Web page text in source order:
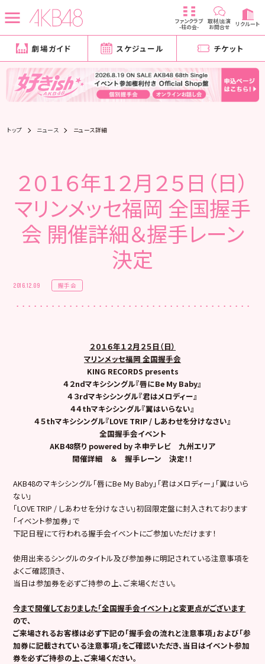
ファンクラブ
-柱の会-
取材/出演
お問合せ リクルート
劇場ガイド スケジュール チケット
トップ ニュース ニュース詳細
２０１６年１２月２５日（日）
マリンメッセ福岡 全国握手
会 開催詳細＆握手レーン
決定
2016.12.09 握手会
２０１６年１２月２５日（日）
マリンメッセ福岡 全国握手会
KING RECORDS presents
４２ndマキシシングル『唇にBe My Baby』
４３rdマキシシングル『君はメロディー』
４４thマキシシングル『翼はいらない』
４５thマキシシングル『LOVE TRIP / しあわせを分けなさい』
全国握手会イベント
AKB48祭り powered byネ申テレビ 九州エリア
開催詳細 ＆ 握手レーン 決定！！
AKB48のマキシシングル「唇にBe My Baby」「君はメロディー」「翼はいら
ない」
「LOVE TRIP / しあわせを分けなさい」初回限定盤に封入されております
「イベント参加券」で
下記日程にて行われる握手会イベントにご参加いただけます！
使用出来るシングルのタイトル及び参加券に明記されている注意事項を
よくご確認頂き、
当日は参加券を必ずご持参の上、ご来場ください。
今まで開催しておりました「全国握手会イベント」と変更点がございます
ので、
ご来場されるお客様は必ず下記の「握手会の流れと注意事項」および「参
加券に記載されている注意事項」をご確認いただき、 当日はイベント参加
券を必ずご持参の上、ご来場ください。